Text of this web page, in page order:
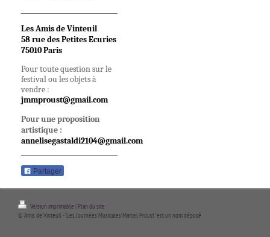
Les Amis de Vinteuil
58 rue des Petites Ecuries
75010 Paris
Pour toute question sur le
festival ou les objets à
jmmproust@gmail.com
Pour une proposition
artistique :
annelisegastaldi2104@gmail.com
Partager
Version imprimable Plan du site
© Amis de Vinteuil - "Les Journées Musicales Marcel Proust" est un nom déposé